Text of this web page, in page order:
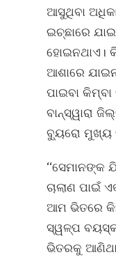
ଆସୁଥିବା
ଇଚ୍ଛାରେ
ହୋଇନଥାଏ।
ଆଶାରେ
ପାଇବା କିମ୍ବା
ବାନ୍‌ସ୍ୱାରା
ବ୍ୟୁରୋ ମୁଖ୍ୟ
ଚାଲାଣ ପାଇଁ
ଆମ ଭିତରେ
ସ୍ୱଳ୍ପ
ଭିତରକୁ